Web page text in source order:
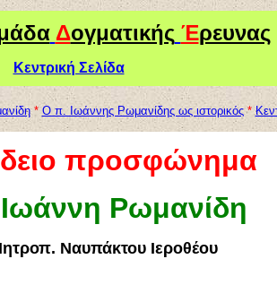
Δογματικής Έρευνας
Κεντρική Σελίδα
* O π. Ιωάννης Ρωμανίδης ως ιστορικός *
προσφώνημα
Ρωμανίδη
Ναυπάκτου Ιεροθέου